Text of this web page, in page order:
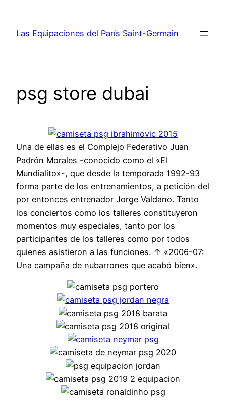
contenido
Las Equipaciones del París Saint-Germain
psg store dubai
Una de ellas es el Complejo Federativo Juan
Padrón Morales -conocido como el «El
Mundialito»-, que desde la temporada 1992-93
forma parte de los entrenamientos, a petición del
por entonces entrenador Jorge Valdano. Tanto
los conciertos como los talleres constituyeron
momentos muy especiales, tanto por los
participantes de los talleres como por todos
quienes asistieron a las funciones. ↑ «2006-07:
Una campaña de nubarrones que acabó bien».